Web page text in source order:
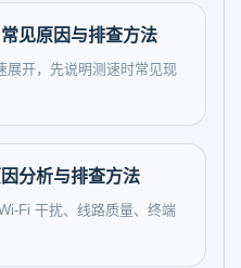
见原因与排查方法
展开，先说明测速时常见现
分析与排查方法
Fi 干扰、线路质量、终端